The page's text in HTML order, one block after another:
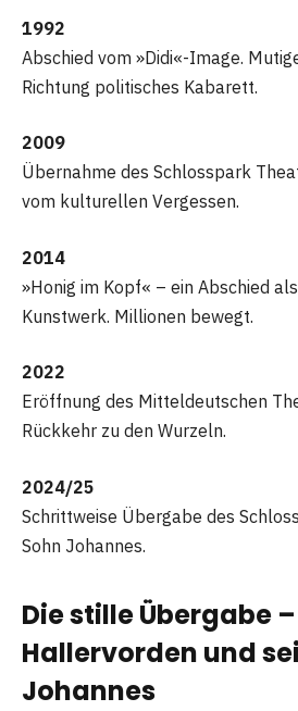
1992
Abschied vom »Didi«-Image.
Richtung politisches Kabarett.
2009
Übernahme des Schlosspark
vom kulturellen Vergessen.
2014
»Honig im Kopf« – ein Abschied
Kunstwerk. Millionen bewegt.
2022
Eröffnung des Mitteldeutschen
Rückkehr zu den Wurzeln.
2024/25
Schrittweise Übergabe des
Sohn Johannes.
Die stille Übergabe
Hallervorden und
Johannes